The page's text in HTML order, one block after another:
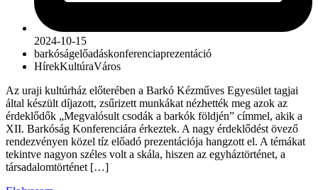
2024-10-15
barkóságelőadáskonferenciaprezentáció
HírekKultúraVáros
Az uraji kultúrház előterében a Barkó Kézműves Egyesület tagjai
által készült díjazott, zsűrizett munkákat nézhették meg azok az
érdeklődők „Megvalósult csodák a barkók földjén” címmel, akik a
XII. Barkóság Konferenciára érkeztek. A nagy érdeklődést övező
rendezvényen közel tíz előadó prezentációja hangzott el. A témákat
tekintve nagyon széles volt a skála, hiszen az egyháztörténet, a
társadalomtörténet […]